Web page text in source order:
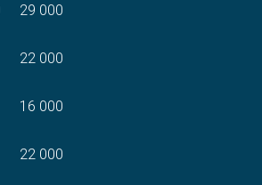
29 000
22 000
16 000
22 000